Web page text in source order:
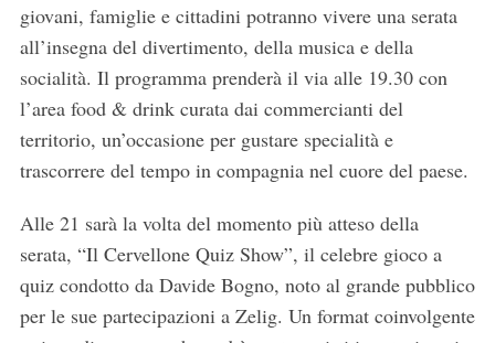
giovani, famiglie e cittadini potranno vivere una serata
all’insegna del divertimento, della musica e della
socialità. Il programma prenderà il via alle 19.30 con
l’area food & drink curata dai commercianti del
territorio, un’occasione per gustare specialità e
trascorrere del tempo in compagnia nel cuore del paese.
Alle 21 sarà la volta del momento più atteso della
serata, “Il Cervellone Quiz Show”, il celebre gioco a
quiz condotto da Davide Bogno, noto al grande pubblico
per le sue partecipazioni a Zelig. Un format coinvolgente